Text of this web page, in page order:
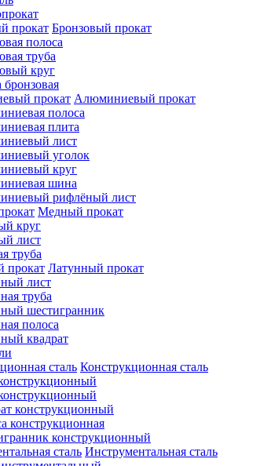
Бронзовый прокат
полоса
труба
круг
Алюминиевый прокат
полоса
плита
лист
уголок
круг
шина
рифлёный лист
Медный прокат
круг
лист
труба
Латунный прокат
лист
труба
шестигранник
полоса
квадрат
Конструкционная сталь
конструкционный
конструкционная
конструкционный
Инструментальная сталь